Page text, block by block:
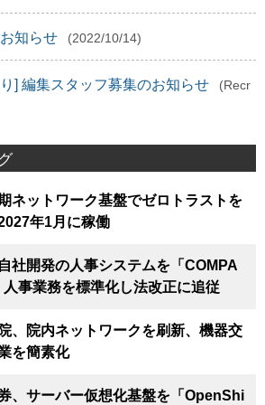
知らせ (2022/10/14)
] 編集スタッフ募集のお知らせ
(Recr
ネットワーク基盤でゼロトラストを
年1月に稼働
社開発の人事システムを「COMPA
人事業務を標準化し法改正に追従
、院内ネットワークを刷新、機器交
を簡素化
、サーバー仮想化基盤を「OpenShi